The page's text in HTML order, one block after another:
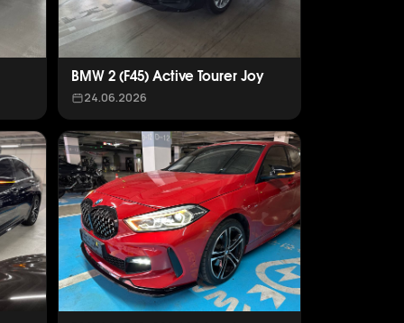
BMW 2 (F45) Active Tourer Joy
24.06.2026